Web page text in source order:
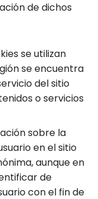
de dichos
se utilizan
se encuentra
del sitio
o servicios
sobre la
en el sitio
aunque en
de
con el fin de